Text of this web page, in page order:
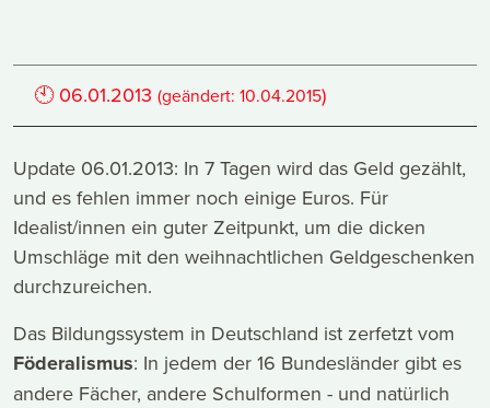
🕙 06.01.2013 (geändert:10.04.2015)
Update 06.01.2013: In 7 Tagen wird das Geld gezählt,
und es fehlen immer noch einige Euros. Für
Idealist/innen ein guter Zeitpunkt, um die dicken
Umschläge mit den weihnachtlichen Geldgeschenken
durchzureichen.
Das Bildungssystem in Deutschland ist zerfetzt vom
Föderalismus: In jedem der 16 Bundesländer gibt es
andere Fächer, andere Schulformen - und natürlich